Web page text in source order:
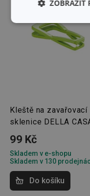
Kleště na zavařovací
sklenice DELLA
99 Kč
Skladem v e-shopu
Skladem v 130
Do košíku
ZOBRAZIT
Základní
(funkční)
Marketingové